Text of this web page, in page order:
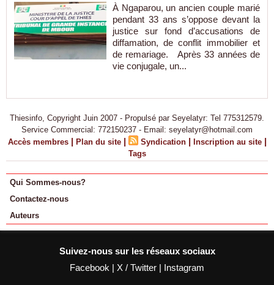
À Ngaparou, un ancien couple marié
pendant 33 ans s’oppose devant la
justice sur fond d’accusations de
diffamation, de conflit immobilier et
de remariage. Après 33 années de
vie conjugale, un...
Thiesinfo, Copyright Juin 2007 - Propulsé par Seyelatyr: Tel 775312579.
Service Commercial: 772150237 - Email: seyelatyr@hotmail.com
Accès membres | Plan du site | Syndication | Inscription au site |
Tags
Qui Sommes-nous?
Contactez-nous
Auteurs
Suivez-nous sur les réseaux sociaux
Facebook | X / Twitter | Instagram